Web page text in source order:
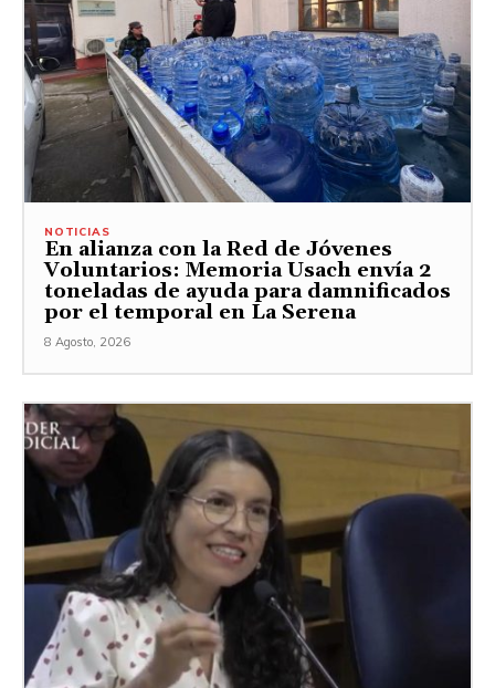
NOTICIAS
En alianza con la Red de Jóvenes
Voluntarios: Memoria Usach envía 2
toneladas de ayuda para damnificados
por el temporal en La Serena
8 Agosto, 2026